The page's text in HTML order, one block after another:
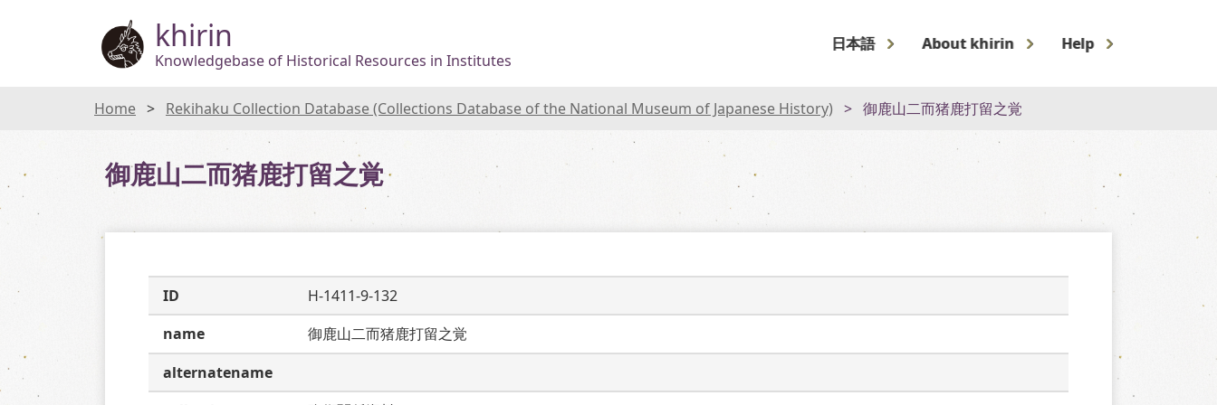
khirin
Knowledgebase of Historical Resources in Institutes
日本語 About khirin Help
Home Rekihaku Collection Database (Collections Database of the National Museum of Japanese History) 御鹿山二而猪鹿打留之覚
御鹿山二而猪鹿打留之覚
ID
H-1411-9-132
name
御鹿山二而猪鹿打留之覚
alternatename